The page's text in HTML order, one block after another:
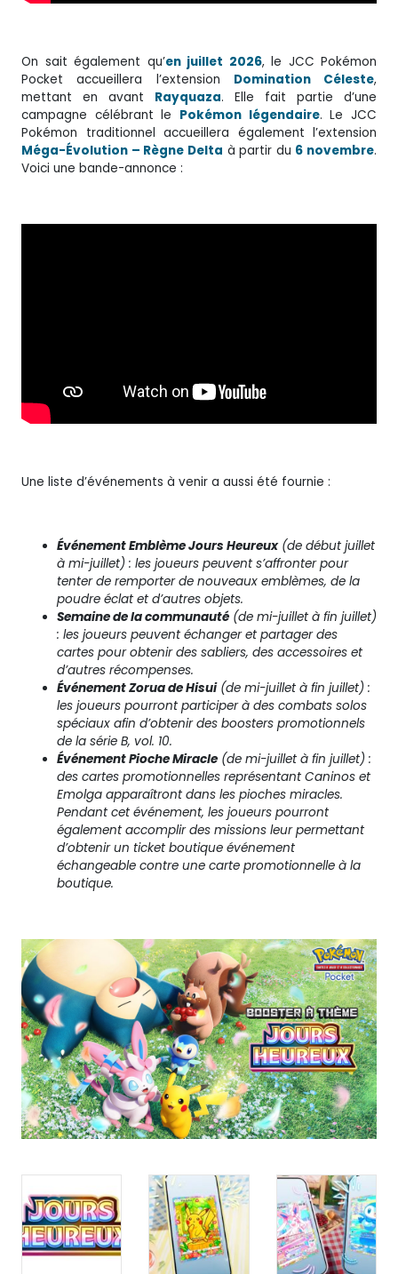
On sait également qu’en juillet 2026, le JCC Pokémon
Pocket accueillera l’extension Domination Céleste,
mettant en avant Rayquaza. Elle fait partie d’une
campagne célébrant le Pokémon légendaire. Le JCC
Pokémon traditionnel accueillera également l’extension
Méga-Évolution – Règne Delta à partir du 6 novembre.
Voici une bande-annonce :
Une liste d’événements à venir a aussi été fournie :
Événement Emblème Jours Heureux(de début juillet
à mi-juillet) : les joueurs peuvent s’affronter pour
tenter de remporter de nouveaux emblèmes, de la
poudre éclat et d’autres objets.
Semaine de la communauté (de mi-juillet à fin juillet)
: les joueurs peuvent échanger et partager des
cartes pour obtenir des sabliers, des accessoires et
d’autres récompenses.
Événement Zorua de Hisui(de mi-juillet à fin juillet) :
les joueurs pourront participer à des combats solos
spéciaux afin d’obtenir des boosters promotionnels
de la série B, vol. 10.
Événement Pioche Miracle (de mi-juillet à fin juillet) :
des cartes promotionnelles représentant Caninos et
Emolga apparaîtront dans les pioches miracles.
Pendant cet événement, les joueurs pourront
également accomplir des missions leur permettant
d’obtenir un ticket boutique événement
échangeable contre une carte promotionnelle à la
boutique.